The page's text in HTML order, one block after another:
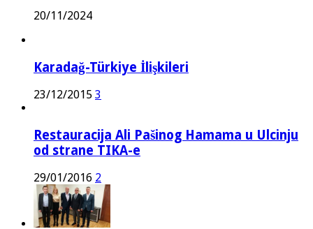
20/11/2024
Karadağ-Türkiye İlişkileri
23/12/2015 3
Restauracija Ali Pašinog Hamama u Ulcinju
od strane TIKA-e
29/01/2016 2